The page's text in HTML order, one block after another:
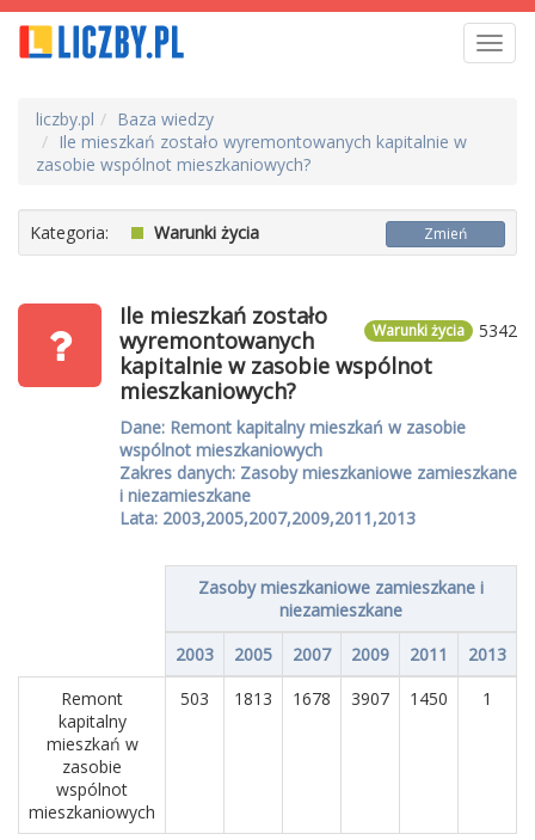
liczby.pl
Baza wiedzy
Ile mieszkań zostało wyremontowanych kapitalnie w
zasobie wspólnot mieszkaniowych?
Kategoria: Warunki życia Zmień
5342
Warunki życia
Ile mieszkań zostało
wyremontowanych
kapitalnie w zasobie wspólnot
mieszkaniowych?
Dane: Remont kapitalny mieszkań w zasobie
wspólnot mieszkaniowych
Zakres danych: Zasoby mieszkaniowe zamieszkane
i niezamieszkane
Lata: 2003,2005,2007,2009,2011,2013
Zasoby mieszkaniowe zamieszkane i
niezamieszkane
2003
2005 2007 2009 2011
2013
Remont
kapitalny
mieszkań w
zasobie
wspólnot
mieszkaniowych
503 1813 1678 3907 1450 1